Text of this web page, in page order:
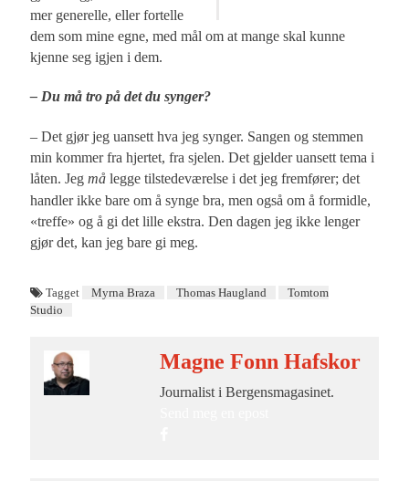
mer generelle, eller fortelle
dem som mine egne, med mål om at mange skal kunne
kjenne seg igjen i dem.
– Du må tro på det du synger?
– Det gjør jeg uansett hva jeg synger. Sangen og stemmen
min kommer fra hjertet, fra sjelen. Det gjelder uansett tema i
låten. Jegmå legge tilstedeværelse i det jeg fremfører; det
handler ikke bare om å synge bra, men også om å formidle,
«treffe» og å gi det lille ekstra. Den dagen jeg ikke lenger
gjør det, kan jeg bare gi meg.
Tagget Myrna Braza Thomas Haugland
Tomtom
Studio
Magne Fonn Hafskor
Journalist i Bergensmagasinet.